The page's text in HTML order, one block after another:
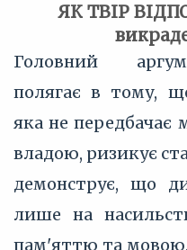
ЯК ТВІР
Головний
полягає в тому,
яка не передбачає
владою, ризикує
демонструє, що
лише на
пам'яттю та мовою.